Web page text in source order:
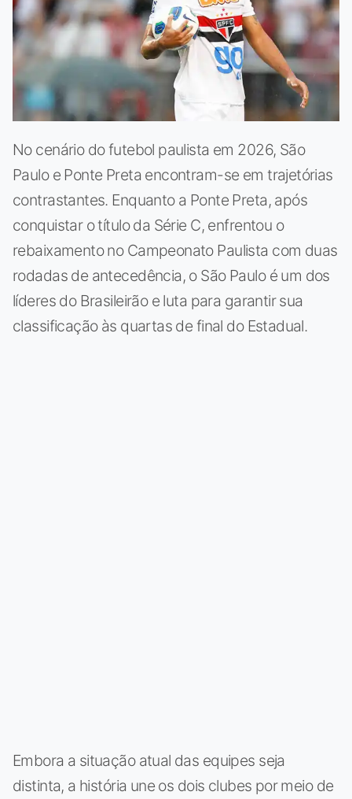
No cenário do futebol paulista em 2026, São
Paulo e Ponte Preta encontram-se em trajetórias
contrastantes. Enquanto a Ponte Preta, após
conquistar o título da Série C, enfrentou o
rebaixamento no Campeonato Paulista com duas
rodadas de antecedência, o São Paulo é um dos
líderes do Brasileirão e luta para garantir sua
classificação às quartas de final do Estadual.
Embora a situação atual das equipes seja
distinta, a história une os dois clubes por meio de